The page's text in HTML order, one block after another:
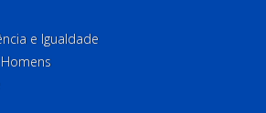
e Igualdade